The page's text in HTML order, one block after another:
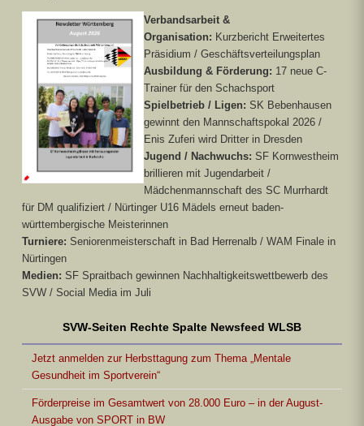
Verbandsarbeit &
Organisation: Kurzbericht Erweitertes
Präsidium / Geschäftsverteilungsplan
Ausbildung & Förderung: 17 neue C-
Trainer für den Schachsport
Spielbetrieb / Ligen: SK Bebenhausen
gewinnt den Mannschaftspokal 2026 /
Enis Zuferi wird Dritter in Dresden
Jugend / Nachwuchs: SF Kornwestheim
brillieren mit Jugendarbeit /
Mädchenmannschaft des SC Murrhardt
für DM qualifiziert / Nürtinger U16 Mädels erneut baden-
württembergische Meisterinnen
Turniere: Seniorenmeisterschaft in Bad Herrenalb / WAM Finale in
Nürtingen
Medien: SF Spraitbach gewinnen Nachhaltigkeitswettbewerb des
SVW / Social Media im Juli
SVW-Seiten Rechte Spalte Newsfeed WLSB
Jetzt anmelden zur Herbsttagung zum Thema „Mentale
Gesundheit im Sportverein“
Förderpreise im Gesamtwert von 28.000 Euro – in der August-
Ausgabe von SPORT in BW